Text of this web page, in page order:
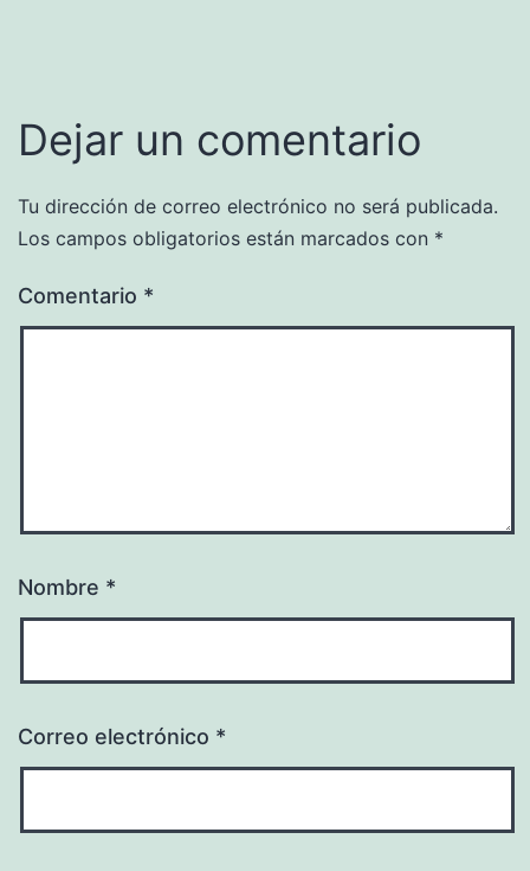
Dejar un comentario
Tu dirección de correo electrónico no será publicada.
Los campos obligatorios están marcados con *
Comentario *
Nombre *
Correo electrónico *